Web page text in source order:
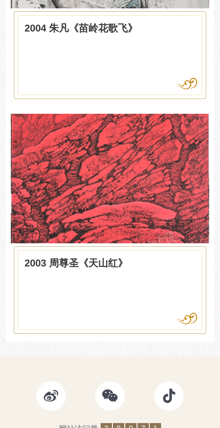
2004 朱凡《苗岭花歌飞》
2003 周尊圣《天山红》